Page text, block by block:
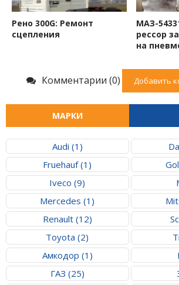
Рено 300G: Ремонт
сцепления
МАЗ-
рессор
на
Комментарии (0) Добавить
МАРКИ
Audi (1)
Fruehauf (1)
Iveco (9)
Mercedes (1)
Renault (12)
Toyota (2)
Амкодор (1)
ГАЗ (25)